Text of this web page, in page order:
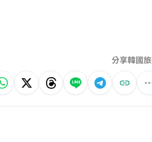
分享韓國